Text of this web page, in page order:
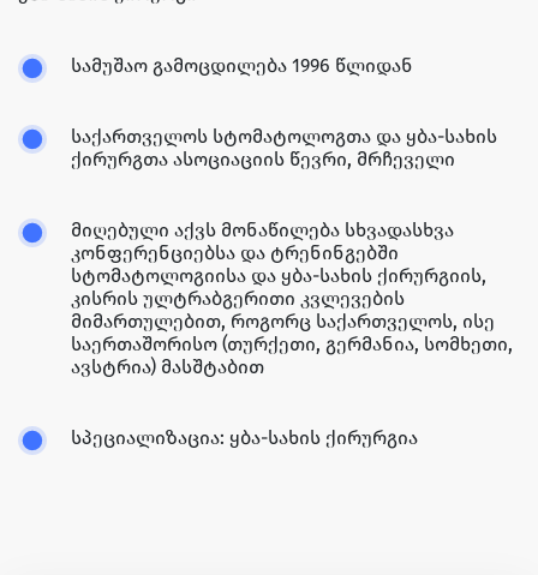
სამუშაო გამოცდილება 1996 წლიდან
საქართველოს სტომატოლოგთა და ყბა-სახის
ქირურგთა ასოციაციის წევრი, მრჩეველი
მიღებული აქვს მონაწილება სხვადასხვა
კონფერენციებსა და ტრენინგებში
სტომატოლოგიისა და ყბა-სახის ქირურგიის,
კისრის ულტრაბგერითი კვლევების
მიმართულებით, როგორც საქართველოს, ისე
საერთაშორისო (თურქეთი, გერმანია, სომხეთი,
ავსტრია) მასშტაბით
სპეციალიზაცია: ყბა-სახის ქირურგია